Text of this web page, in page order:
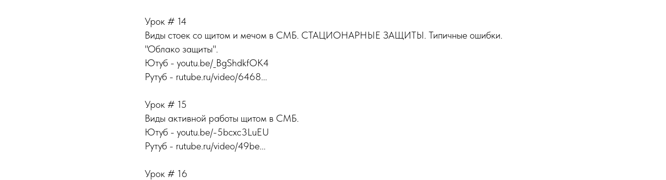
Урок # 14
Виды стоек со щитом и мечом в СМБ. СТАЦИОНАРНЫЕ ЗАЩИТЫ. Типичные ошибки.
"Облако защиты".
Ютуб - youtu.be/_BgShdkfOK4
Рутуб - rutube.ru/video/6468...
Урок # 15
Виды активной работы щитом в СМБ.
Ютуб - youtu.be/-5bcxc3LuEU
Рутуб - rutube.ru/video/49be...
Урок # 16